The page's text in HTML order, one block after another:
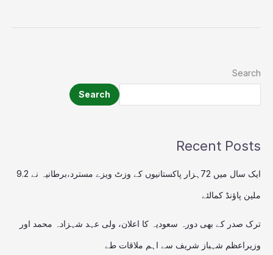
Search
Search
Recent Posts
ایک سال میں 72ہزار پاکستانیوں کے وزٹ ویزے مسترد،برطانیہ نے 9.2
ملین پاؤنڈ کمالئے
ترک صدر کے بھی دورہ سعودیہ کا اعلان، ولی عہد شہزادہ محمد اور
وزیراعظم شہباز شریف سے اہم ملاقات طے